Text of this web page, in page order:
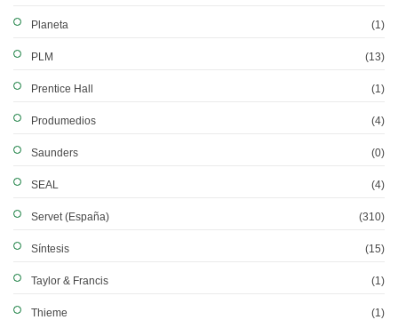
Planeta (1)
PLM (13)
Prentice Hall (1)
Produmedios (4)
Saunders (0)
SEAL (4)
Servet (España) (310)
Síntesis (15)
Taylor & Francis (1)
Thieme (1)